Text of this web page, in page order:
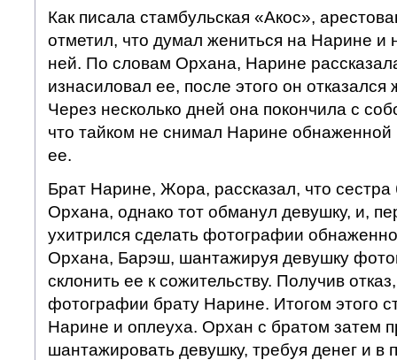
Как писала стамбульская «Акос»,
отметил, что думал жениться на Нарине и
ней. По словам Орхана, Нарине
изнасиловал ее, после этого он отказался
Через несколько дней она покончила с
что тайком не снимал Нарине
ее.
Брат Нарине, Жора, рассказал, что
Орхана, однако тот обманул девушку, и,
ухитрился сделать фотографии
Орхана, Барэш, шантажируя девушку
склонить ее к сожительству. Получив
фотографии брату Нарине. Итогом этого
Нарине и оплеуха. Орхан с братом затем
шантажировать девушку, требуя денег и в